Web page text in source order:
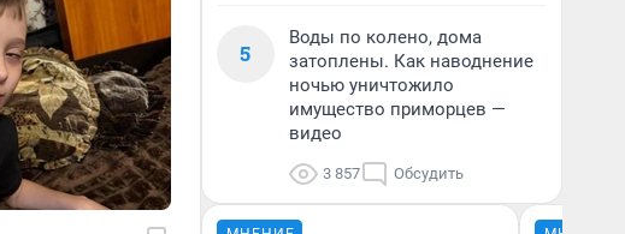
5
Воды по колено, дома
затоплены. Как наводнение
ночью уничтожило
имущество приморцев —
видео
3 857 Обсудить